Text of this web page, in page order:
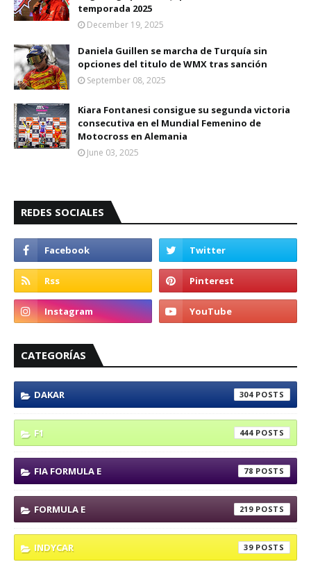
temporada 2025
December 19, 2025
Daniela Guillen se marcha de Turquía sin
opciones del titulo de WMX tras sanción
September 08, 2025
Kiara Fontanesi consigue su segunda victoria
consecutiva en el Mundial Femenino de
Motocross en Alemania
June 03, 2025
REDES SOCIALES
CATEGORÍAS
DAKAR 304
F1 444
FIA FORMULA E 78
FORMULA E 219
INDYCAR 39